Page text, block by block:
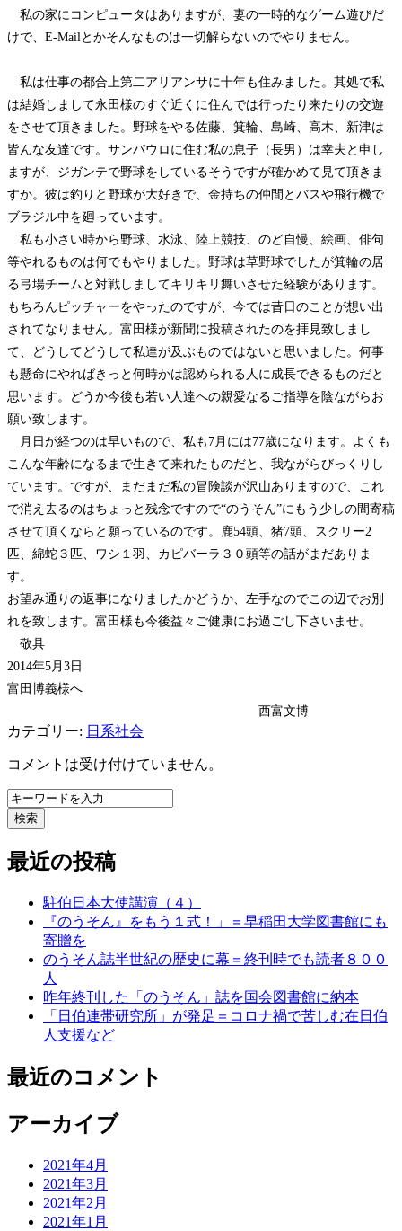
私の家にコンピュータはありますが、妻の一時的なゲーム遊びだ
けで、E-Mailとかそんなものは一切解らないのでやりません。
私は仕事の都合上第二アリアンサに十年も住みました。其処で私
は結婚しまして永田様のすぐ近くに住んでは行ったり来たりの交遊
をさせて頂きました。野球をやる佐藤、箕輪、島崎、高木、新津は
皆んな友達です。サンパウロに住む私の息子（長男）は幸夫と申し
ますが、ジガンテで野球をしているそうですが確かめて見て頂きま
すか。彼は釣りと野球が大好きで、金持ちの仲間とバスや飛行機で
ブラジル中を廻っています。
私も小さい時から野球、水泳、陸上競技、のど自慢、絵画、俳句
等やれるものは何でもやりました。野球は草野球でしたが箕輪の居
る弓場チームと対戦しましてキリキリ舞いさせた経験があります。
もちろんピッチャーをやったのですが、今では昔日のことが想い出
されてなりません。富田様が新聞に投稿されたのを拝見致しまし
て、どうしてどうして私達が及ぶものではないと思いました。何事
も懸命にやればきっと何時かは認められる人に成長できるものだと
思います。どうか今後も若い人達への親愛なるご指導を陰ながらお
願い致します。
月日が経つのは早いもので、私も7月には77歳になります。よくも
こんな年齢になるまで生きて来れたものだと、我ながらびっくりし
ています。ですが、まだまだ私の冒険談が沢山ありますので、これ
で消え去るのはちょっと残念ですので“のうそん”にもう少しの間寄稿
させて頂くならと願っているのです。鹿54頭、猪7頭、スクリー2
匹、綿蛇３匹、ワシ１羽、カピバーラ３０頭等の話がまだありま
す。
お望み通りの返事になりましたかどうか、左手なのでこの辺でお別
れを致します。富田様も今後益々ご健康にお過ごし下さいませ。
敬具
2014年5月3日
富田博義様へ
西富文博
カテゴリー: 日系社会
コメントは受け付けていません。
検索
最近の投稿
駐伯日本大使講演（４）
『のうそん』をもう１式！」＝早稲田大学図書館にも
寄贈を
のうそん誌半世紀の歴史に幕＝終刊時でも読者８００
人
昨年終刊した「のうそん」誌を国会図書館に納本
「日伯連帯研究所」が発足＝コロナ禍で苦しむ在日伯
人支援など
最近のコメント
アーカイブ
2021年4月
2021年3月
2021年2月
2021年1月